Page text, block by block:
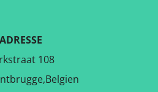
ADRESSE
108